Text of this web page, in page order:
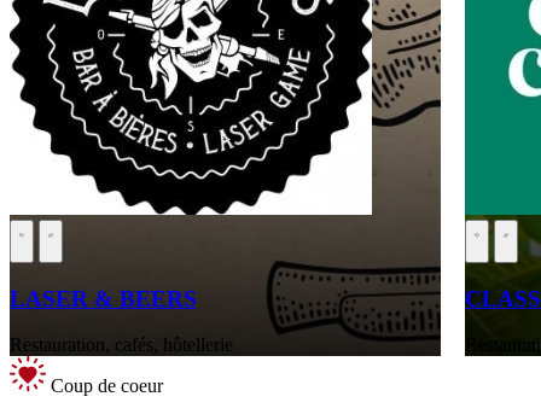
LASER & BEERS
Restauration, cafés, hôtellerie
Coup de coeur